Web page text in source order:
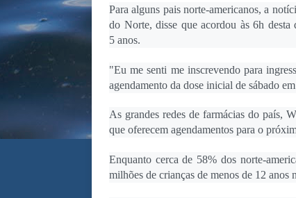
Para alguns pais norte-americanos, a
do Norte, disse que acordou às 6h desta
5 anos.
"Eu me senti me inscrevendo para
agendamento da dose inicial de sábado
As grandes redes de farmácias do país,
que oferecem agendamentos para o
Enquanto cerca de 58% dos norte-
milhões de crianças de menos de 12 anos